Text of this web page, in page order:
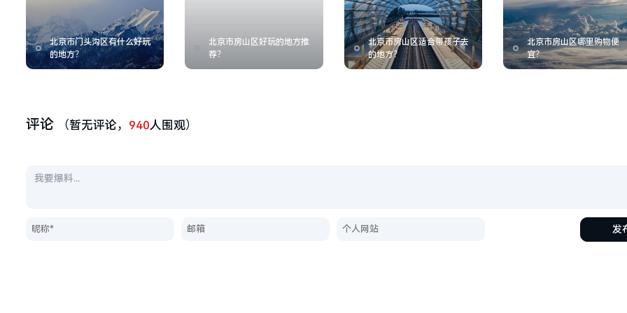
北京市门头沟区有什么好玩
的地方？
北京市房山区好玩的地方推
荐？
北京市房山区适合带孩子去
的地方？
北京市房山区哪里购物便
宜？
评论 （暂无评论， 940人围观）
发